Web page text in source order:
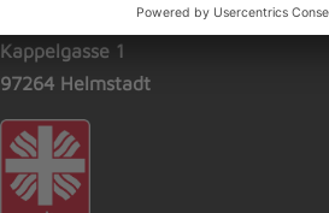
Elisabethenverein e.V.
Kappelgasse 1
97264 Helmstadt